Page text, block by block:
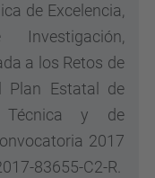
de Excelencia,
a los Retos de
Plan Estatal de
Técnica y de
2017
83655-C2-R.